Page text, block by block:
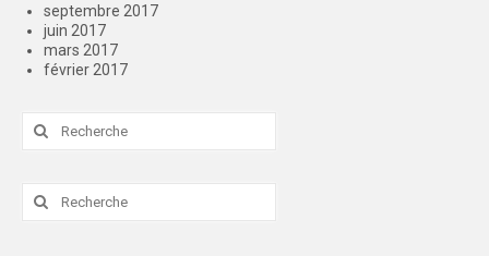
septembre 2017
juin 2017
mars 2017
février 2017
Rechercher
Rechercher